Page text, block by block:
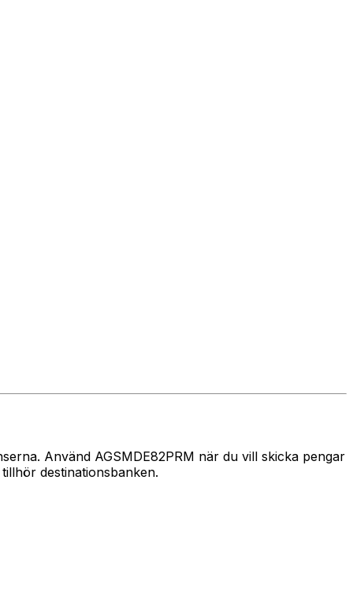
Använd AGSMDE82PRM när du vill skicka pengar
destinationsbanken.